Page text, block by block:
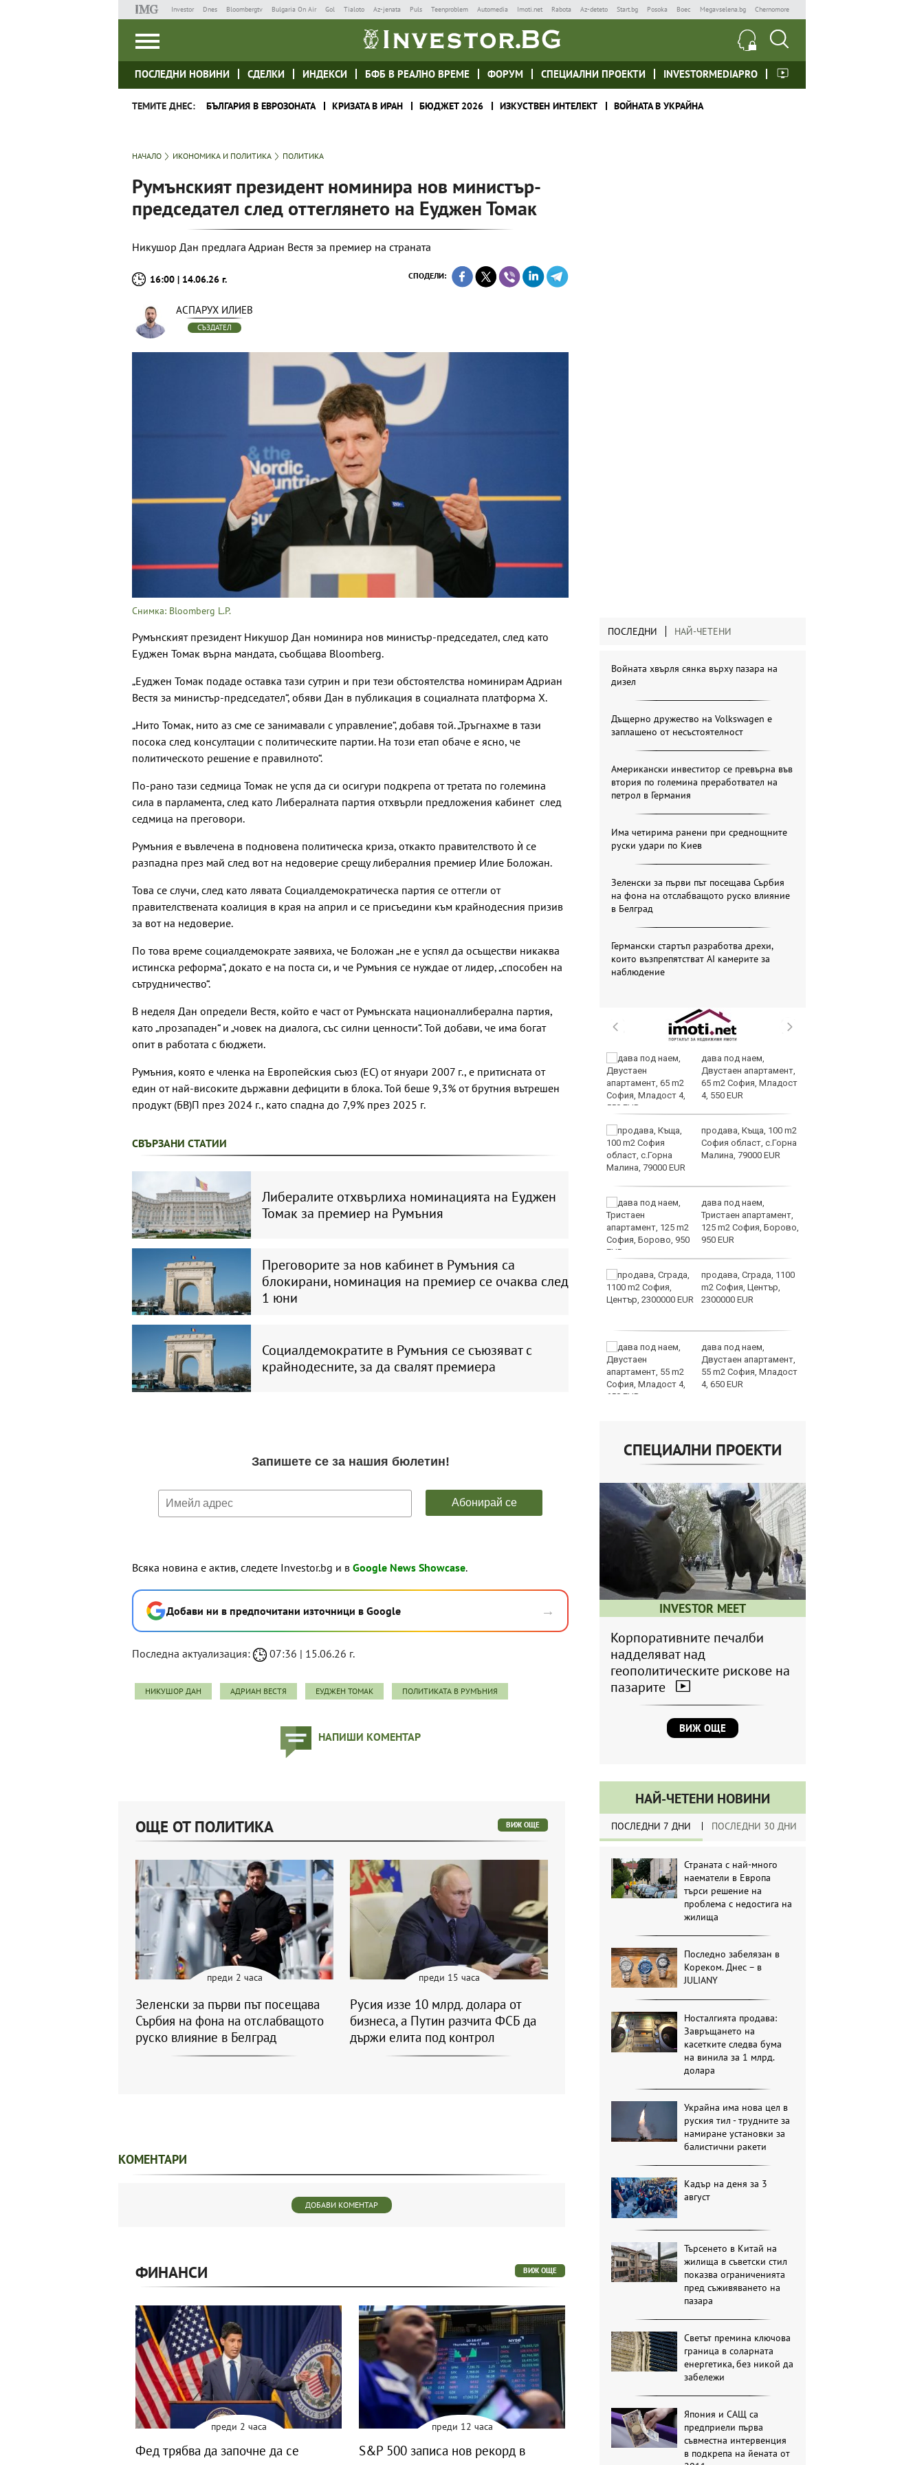
Investor Dnes Bloombergtv Bulgaria On Air Gol Tialoto Az-jenata Puls Teenproblem Automedia Imoti.net Rabota Az-deteto Start.bg Posoka Boec Megavselena.bg Chernomore
ПОСЛЕДНИ НОВИНИ СДЕЛКИ ИНДЕКСИ БФБ В РЕАЛНО ВРЕМЕ ФОРУМ СПЕЦИАЛНИ ПРОЕКТИ INVESTORMEDIAPRO
ТЕМИТЕ ДНЕС: БЪЛГАРИЯ В ЕВРОЗОНАТА КРИЗАТА В ИРАН БЮДЖЕТ 2026 ИЗКУСТВЕН ИНТЕЛЕКТ ВОЙНАТА В УКРАЙНА
НАЧАЛО ИКОНОМИКА И ПОЛИТИКА ПОЛИТИКА
Румънският президент номинира нов министър-
председател след оттеглянето на Еуджен Томак
Никушор Дан предлага Адриан Вестя за премиер на страната
16:00 | 14.06.26 г. СПОДЕЛИ:
АСПАРУХ ИЛИЕВ
СЪЗДАТЕЛ
Снимка: Bloomberg L.P.
Румънският президент Никушор Дан номинира нов министър-председател, след като
Еуджен Томак върна мандата, съобщава Bloomberg.
„Еуджен Томак подаде оставка тази сутрин и при тези обстоятелства номинирам Адриан
Вестя за министър-председател“, обяви Дан в публикация в социалната платформа X.
„Нито Томак, нито аз сме се занимавали с управление“, добавя той. „Тръгнахме в тази
посока след консултации с политическите партии. На този етап обаче е ясно, че
политическото решение е правилното“.
По-рано тази седмица Томак не успя да си осигури подкрепа от третата по големина
сила в парламента, след като Либералната партия отхвърли предложения кабинет след
седмица на преговори.
Румъния е въвлечена в подновена политическа криза, откакто правителството ѝ се
разпадна през май след вот на недоверие срещу либералния премиер Илие Боложан.
Това се случи, след като лявата Социалдемократическа партия се оттегли от
правителствената коалиция в края на април и се присъедини към крайнодесния призив
за вот на недоверие.
По това време социалдемократе заявиха, че Боложан „не е успял да осъществи никаква
истинска реформа“, докато е на поста си, и че Румъния се нуждае от лидер, „способен на
сътрудничество“.
В неделя Дан определи Вестя, който е част от Румънската националлиберална партия,
като „прозападен“ и „човек на диалога, със силни ценности“. Той добави, че има богат
опит в работата с бюджети.
Румъния, която е членка на Европейския съюз (ЕС) от януари 2007 г., е притисната от
един от най-високите държавни дефицити в блока. Той беше 9,3% от брутния вътрешен
продукт (БВ)П през 2024 г., като спадна до 7,9% през 2025 г.
СВЪРЗАНИ СТАТИИ
Либералите отхвърлиха номинацията на Еуджен
Томак за премиер на Румъния
Преговорите за нов кабинет в Румъния са
блокирани, номинация на премиер се очаква след
1 юни
Социалдемократите в Румъния се съюзяват с
крайнодесните, за да свалят премиера
Всяка новина е актив, следете Investor.bg и в Google News Showcase.
Добави ни в предпочитани източници в Google →
Последна актуализация: 07:36 | 15.06.26 г.
НИКУШОР ДАН АДРИАН ВЕСТЯ ЕУДЖЕН ТОМАК ПОЛИТИКАТА В РУМЪНИЯ
НАПИШИ КОМЕНТАР
ПОСЛЕДНИ НАЙ-ЧЕТЕНИ
Войната хвърля сянка върху пазара на
дизел
Дъщерно дружество на Volkswagen е
заплашено от несъстоятелност
Американски инвеститор се превърна във
втория по големина преработвател на
петрол в Германия
Има четирима ранени при среднощните
руски удари по Киев
Зеленски за първи път посещава Сърбия
на фона на отслабващото руско влияние
в Белград
Германски стартъп разработва дрехи,
които възпрепятстват AI камерите за
наблюдение
ще пеят за варненци
варненци
Европа бележи ръст
завладява Варна днес
30 души са
катастрофи у нас за
дава под наем,
Двустаен апартамент,
65 m2 София, Младост
4, 550 EUR
продава, Къща, 100 m2
София област, с.Горна
Малина, 79000 EUR
дава под наем,
Тристаен апартамент,
125 m2 София, Борово,
950 EUR
продава, Сграда, 1100
m2 София, Център,
2300000 EUR
дава под наем,
Двустаен апартамент,
55 m2 София, Младост
4, 650 EUR
СПЕЦИАЛНИ ПРОЕКТИ
INVESTOR MEET
Корпоративните печалби
надделяват над
геополитическите рискове на
пазарите
ВИЖ ОЩЕ
НАЙ-ЧЕТЕНИ НОВИНИ
ПОСЛЕДНИ 7 ДНИ ПОСЛЕДНИ 30 ДНИ
Страната с най-много
наематели в Европа
търси решение на
проблема с недостига на
жилища
Последно забелязан в
Кореком. Днес – в
JULIANY
Носталгията продава:
Завръщането на
касетките следва бума
на винила за 1 млрд.
долара
Украйна има нова цел в
руския тил - трудните за
намиране установки за
балистични ракети
Кадър на деня за 3
август
Търсенето в Китай на
жилища в съветски стил
показва ограниченията
пред съживяването на
пазара
Светът премина ключова
граница в соларната
енергетика, без никой да
забележи
Япония и САЩ са
предприели първа
съвместна интервенция
в подкрепа на йената от
ОЩЕ ОТ ПОЛИТИКА ВИЖ ОЩЕ
преди 2 часа
Зеленски за първи път посещава
Сърбия на фона на отслабващото
руско влияние в Белград
преди 15 часа
Русия иззе 10 млрд. долара от
бизнеса, а Путин разчита ФСБ да
държи елита под контрол
КОМЕНТАРИ
ДОБАВИ КОМЕНТАР
ФИНАНСИ ВИЖ ОЩЕ
преди 2 часа
Фед трябва да започне да се
преди 12 часа
S&P 500 записа нов рекорд в